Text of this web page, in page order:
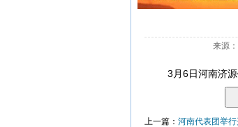
来源
3月6日河南济源
上一篇： 河南代表团举